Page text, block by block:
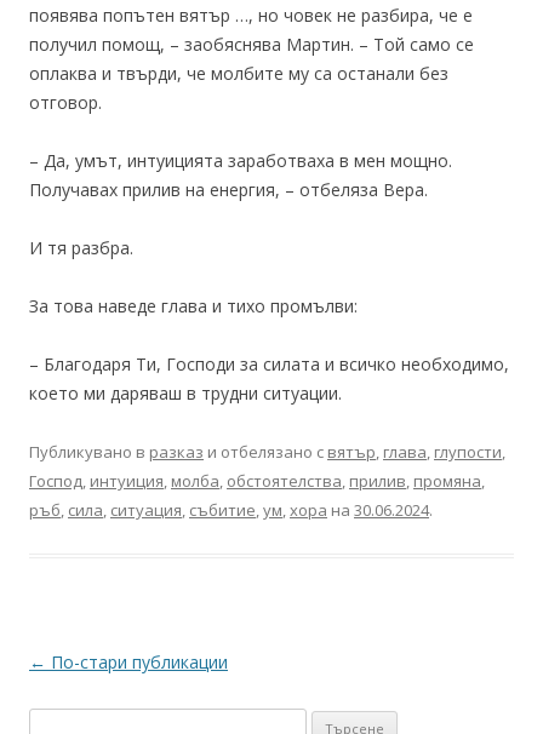
появява попътен вятър …, но човек не разбира, че е
получил помощ, – заобяснява Мартин. – Той само се
оплаква и твърди, че молбите му са останали без
отговор.
– Да, умът, интуицията заработваха в мен мощно.
Получавах прилив на енергия, – отбеляза Вера.
И тя разбра.
За това наведе глава и тихо промълви:
– Благодаря Ти, Господи за силата и всичко необходимо,
което ми даряваш в трудни ситуации.
Публикувано в разказ и отбелязано с вятър, глава, глупости,
Господ, интуиция, молба, обстоятелства, прилив, промяна,
ръб, сила, ситуация, събитие,ум,хора на 30.06.2024.
Навигация
← По-стари публикации